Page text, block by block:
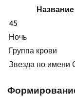
45
Ночь
Группа крови
Звезда по имени